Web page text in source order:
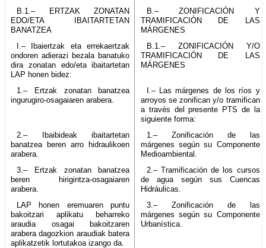
B.1.– ERTZAK ZONATAN
EDO/ETA IBAITARTETAN
BANATZEA
B.– ZONIFICACIÓN Y
TRAMIFICACIÓN DE LAS
MÁRGENES
I.– Ibaiertzak eta errekaertzak
ondoren adierazi bezala banatuko
dira zonatan edo/eta ibaitartetan
LAP honen bidez:
B.1.– ZONIFICACIÓN Y/O
TRAMIFICACIÓN DE LAS
MÁRGENES
1.– Ertzak zonatan banatzea
ingurugiro-osagaiaren arabera.
I.– Las márgenes de los ríos y
arroyos se zonifican y/o tramifican
a través del presente PTS de la
siguiente forma:
2.– Ibaibideak ibaitartetan
banatzea beren arro hidraulikoen
arabera.
1.– Zonificación de las
márgenes según su Componente
Medioambiental.
3.– Ertzak zonatan banatzea
beren hirigintza-osagaiaren
arabera.
2.– Tramificación de los cursos
de agua según sus Cuencas
Hidráulicas.
LAP honen eremuaren puntu
bakoitzari aplikatu beharreko
araudia osagai bakoitzaren
arabera dagozkion araudiak batera
aplikatzetik lortutakoa izango da.
3.– Zonificación de las
márgenes según su Componente
Urbanística.